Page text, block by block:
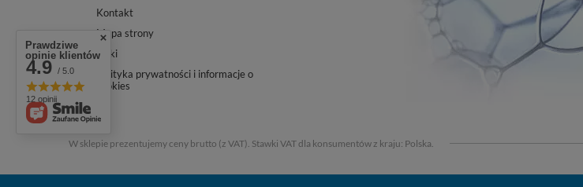
Kontakt
Mapa strony
Linki
Polityka prywatności i informacje o
cookies
W sklepie prezentujemy ceny brutto (z VAT). Stawki VAT dla konsumentów z kraju: Polska
Prawdziwe
opinie klientów
4.9 / 5.0
12 opinii